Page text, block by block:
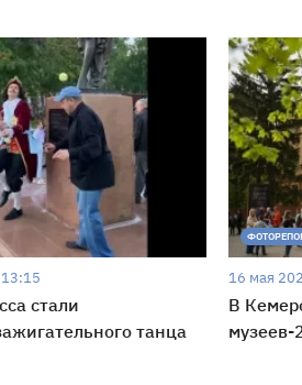
13:15
стали
танца
16 мая
В
музеев-